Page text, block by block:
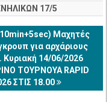
17/5
Μαχητές
για αρχάριους
14/06/2026
ΤΟΥΡΝΟΥΑ RAPID
ΣΤΙΣ 18.00